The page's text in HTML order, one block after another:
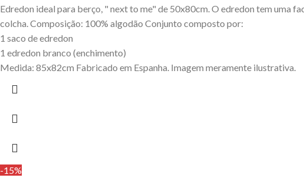
Edredon ideal para berço, " next to me" de 50x80cm. O edredon tem uma
colcha. Composição: 100% algodão Conjunto composto por:
1 saco de edredon
1 edredon branco (enchimento)
Medida: 85x82cm Fabricado em Espanha. Imagem meramente ilustrativa.
-15%